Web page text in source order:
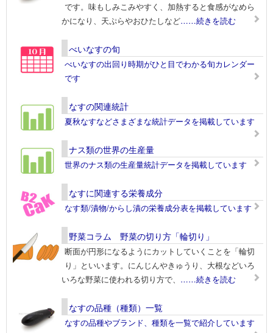
です。味もしみこみやすく、加熱すると食感がなめら
かになり、天ぷらやおひたしなど……続きを読む
べいなすの旬
べいなすの出回り時期がひと目でわかる旬カレンダー
です
なすの関連統計
夏秋なすなどさまざまな統計データを掲載しています
ナス類の世界の生産量
世界のナス類の生産量統計データを掲載しています
なすに関連する栄養成分
なす類/漬物/からし漬の栄養成分表を掲載しています
野菜コラム 野菜の切り方「輪切り」
断面が円形になるようにカットしていくことを「輪切
り」といいます。にんじんやきゅうり、大根などいろ
いろな野菜に使われる切り方で、 ……続きを読む
なすの品種（種類）一覧
なすの品種やブランド、種類を一覧で紹介しています